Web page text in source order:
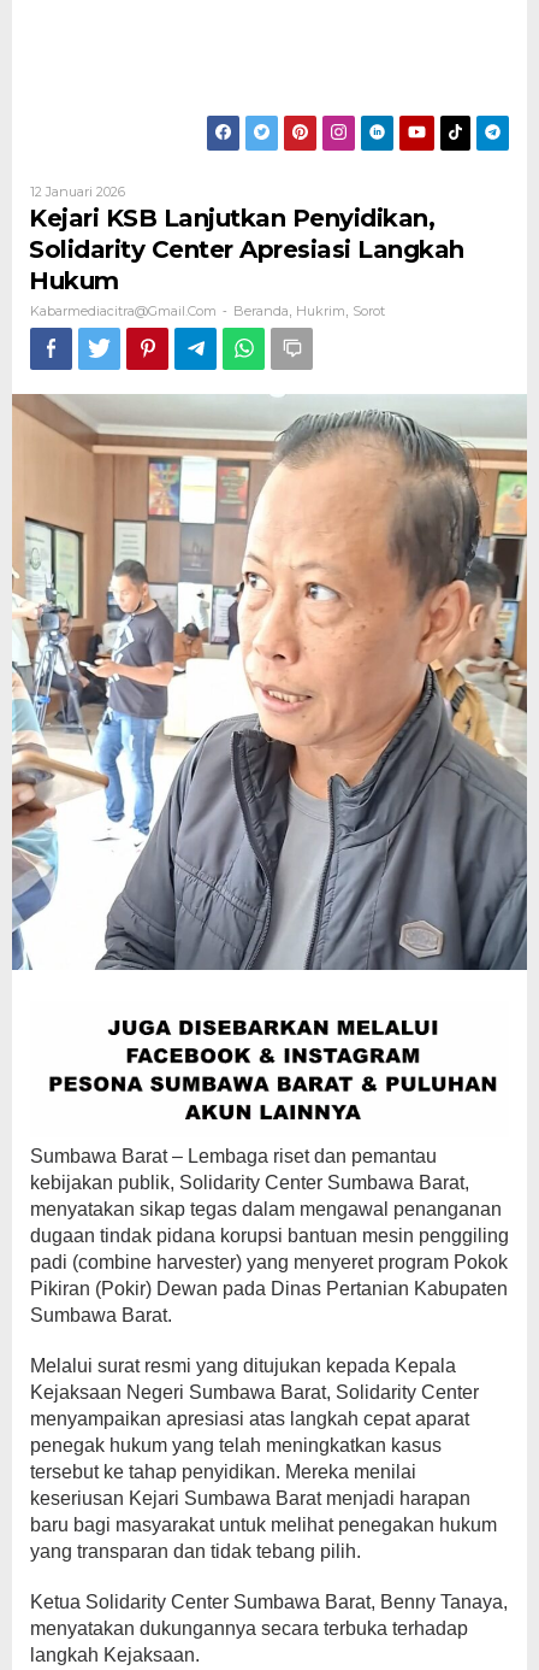
12 Januari 2026Oleh
Kabarmediacitra@gmail.com
Kejari KSB Lanjutkan Penyidikan,
Solidarity Center Apresiasi Langkah
Hukum
Kabarmediacitra@gmail.com - Beranda Hukrim Sorot
Sumbawa Barat – Lembaga riset dan pemantau
kebijakan publik, Solidarity Center Sumbawa Barat,
menyatakan sikap tegas dalam mengawal penanganan
dugaan tindak pidana korupsi bantuan mesin penggiling
padi (combine harvester) yang menyeret program Pokok
Pikiran (Pokir) Dewan pada Dinas Pertanian Kabupaten
Sumbawa Barat.
Melalui surat resmi yang ditujukan kepada Kepala
Kejaksaan Negeri Sumbawa Barat, Solidarity Center
menyampaikan apresiasi atas langkah cepat aparat
penegak hukum yang telah meningkatkan kasus
tersebut ke tahap penyidikan. Mereka menilai
keseriusan Kejari Sumbawa Barat menjadi harapan
baru bagi masyarakat untuk melihat penegakan hukum
yang transparan dan tidak tebang pilih.
Ketua Solidarity Center Sumbawa Barat, Benny Tanaya,
menyatakan dukungannya secara terbuka terhadap
langkah Kejaksaan.